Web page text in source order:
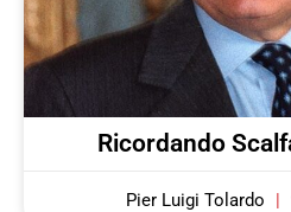
Ricordando
Pier Luigi Tolardo